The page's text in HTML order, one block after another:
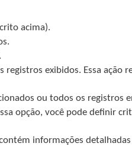
acima).
registros exibidos. Essa ação
ou todos os registros
opção, você pode definir
informações